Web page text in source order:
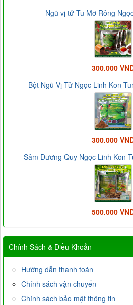
Ngũ vị tử Tu Mơ Rông
300.000
Bột Ngũ Vị Tử Ngọc Linh Kon
300.000
Sâm Đương Quy Ngọc Linh Kon
500.000
Chính Sách & Điều Khoản
Hướng dẫn thanh toán
Chính sách vận chuyển
Chính sách bảo mật thông tin